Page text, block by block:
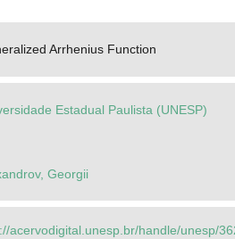
Arrhenius Function
Estadual Paulista (UNESP)
Georgii
acervodigital.unesp.br/handle/unesp/